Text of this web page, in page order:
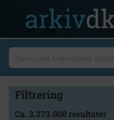
Filtrering
Ca. 3.273.000 resultater